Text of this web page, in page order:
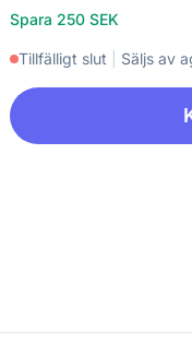
Spara 250 SEK
Tillfälligt slut Säljs av